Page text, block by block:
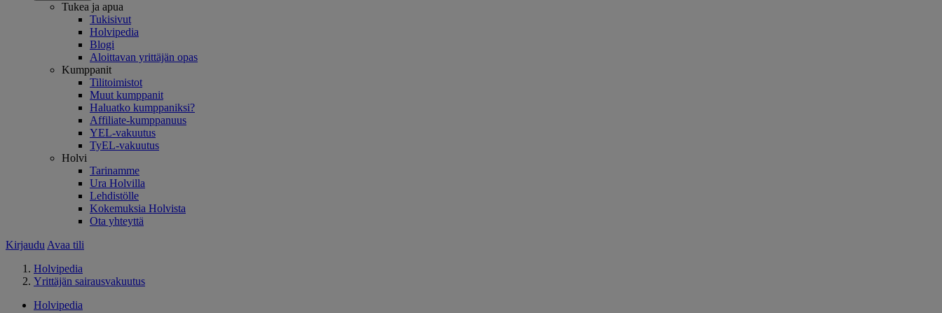
Tukea ja apua
Tukisivut
Holvipedia
Blogi
Aloittavan yrittäjän opas
Kumppanit
Tilitoimistot
Muut kumppanit
Haluatko kumppaniksi?
Affiliate-kumppanuus
YEL-vakuutus
TyEL-vakuutus
Holvi
Tarinamme
Ura Holvilla
Lehdistölle
Kokemuksia Holvista
Ota yhteyttä
Kirjaudu Avaa tili
Holvipedia
Yrittäjän sairausvakuutus
Holvipedia